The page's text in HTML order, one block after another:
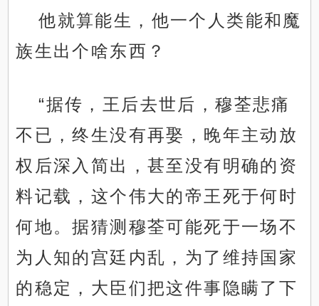
他就算能生，他一个人类能和魔
族生出个啥东西？
“据传，王后去世后，穆荃悲痛
不已，终生没有再娶，晚年主动放
权后深入简出，甚至没有明确的资
料记载，这个伟大的帝王死于何时
何地。据猜测穆荃可能死于一场不
为人知的宫廷内乱，为了维持国家
的稳定，大臣们把这件事隐瞒了下